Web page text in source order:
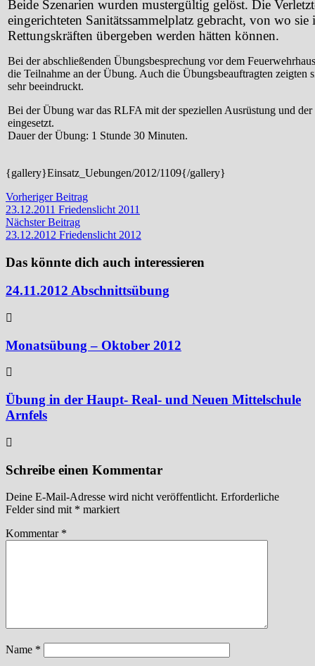
Beide Szenarien wurden mustergültig gelöst. Die
eingerichteten Sanitätssammelplatz gebracht, von wo
Rettungskräften übergeben werden hätten können.
Bei der abschließenden Übungsbesprechung vor dem
die Teilnahme an der Übung. Auch die Übungsbeauftragten zeigten
sehr beeindruckt.
Bei der Übung war das RLFA mit der speziellen Ausrüstung und
eingesetzt.
Dauer der Übung: 1 Stunde 30 Minuten.
{gallery}Einsatz_Uebungen/2012/1109{/gallery}
Beitragsnavigation
Vorheriger BeitragVorheriger
Beitrag:
23.12.2011 Friedenslicht 2011
Nächster BeitragNächster
Beitrag:
23.12.2012 Friedenslicht 2012
Das könnte dich auch interessieren
24.11.2012 Abschnittsübung
Monatsübung – Oktober 2012
Übung in der Haupt- Real- und Neuen Mittelschule
Arnfels
Schreibe einen Kommentar
Deine E-Mail-Adresse wird nicht veröffentlicht. Erforderliche
Felder sind mit * markiert
Kommentar *
Name *